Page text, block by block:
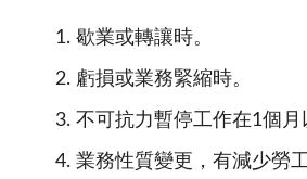
歇業或轉讓時。
虧損或業務緊縮時。
不可抗力暫停工作在1個月
業務性質變更，有減少勞